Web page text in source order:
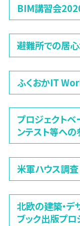
BIM講習会
避難所での居
ふくおかIT
プロジェクトベ
ンテスト等への
米軍ハウス調査
北欧の建築・デ
ブック出版プロ